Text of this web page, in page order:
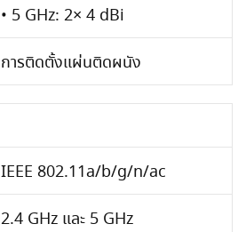
• 5 GHz: 2× 4 dBi
การติดตั้งแผ่นติดผนัง
IEEE 802.11a/b/g/n/ac
2.4 GHz และ 5 GHz